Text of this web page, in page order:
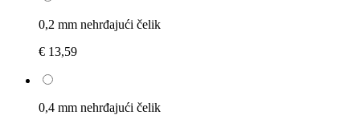
0,2 mm nehrđajući čelik
€ 13,59
0,4 mm nehrđajući čelik